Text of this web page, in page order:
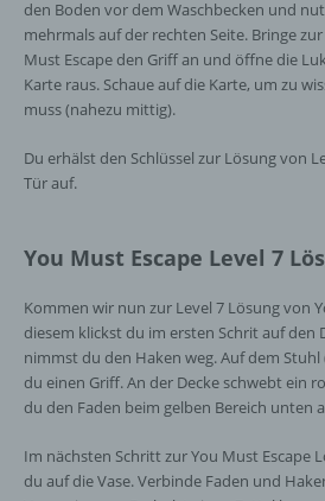
den Boden vor dem Waschbecken und
mehrmals auf der rechten Seite. Bringe
Must Escape den Griff an und öffne die
Karte raus. Schaue auf die Karte, um zu
muss (nahezu mittig).
Du erhälst den Schlüssel zur Lösung von
Tür auf.
You Must Escape Level 7
Kommen wir nun zur Level 7 Lösung von
diesem klickst du im ersten Schrit auf den
nimmst du den Haken weg. Auf dem
du einen Griff. An der Decke schwebt ein
du den Faden beim gelben Bereich unten
Im nächsten Schritt zur You Must Escape
du auf die Vase. Verbinde Faden und